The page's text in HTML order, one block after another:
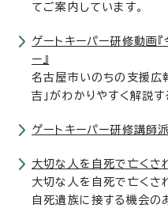
てご案内しています。
ゲートキーパー研修動画
ー』
名古屋市いのちの支援広報
吉」がわかりやすく解説
ゲートキーパー研修講師
大切な人を自死で亡くさ
大切な人を自死で亡くさ
自死遺族に接する機会の